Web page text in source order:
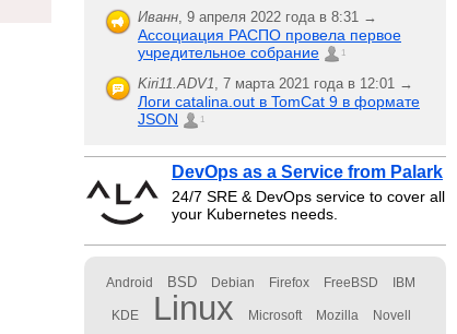
Иванн, 9 апреля 2022 года в 8:31 →
Ассоциация РАСПО провела первое
учредительное собрание
1
Kiri11.ADV1, 7 марта 2021 года в 12:01 →
Логи catalina.out в TomCat 9 в формате
JSON
1
DevOps as a Service from Palark
24/7 SRE & DevOps service to cover all
your Kubernetes needs.
Android BSD Debian Firefox FreeBSD IBM
KDE Linux Microsoft Mozilla Novell